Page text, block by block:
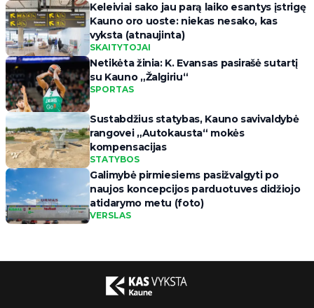
Keleiviai sako jau parą laiko esantys įstrigę
Kauno oro uoste: niekas nesako, kas
vyksta (atnaujinta)
SKAITYTOJAI
Netikėta žinia: K. Evansas pasirašė sutartį
su Kauno „Žalgiriu“
SPORTAS
Sustabdžius statybas, Kauno savivaldybė
rangovei „Autokausta“ mokės
kompensacijas
STATYBOS
Galimybė pirmiesiems pasižvalgyti po
naujos koncepcijos parduotuves didžiojo
atidarymo metu (foto)
VERSLAS